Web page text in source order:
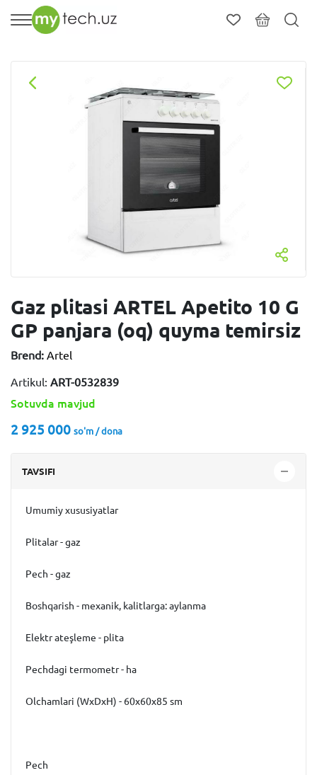
Gaz plitasi ARTEL Apetito 10 G
GP panjara (oq) quyma temirsiz
Brend: Artel
Artikul: ART-0532839
Sotuvda mavjud
2 925 000 so'm / dona
TAVSIFI
Umumiy xususiyatlar
Plitalar - gaz
Pech - gaz
Boshqarish - mexanik, kalitlarga: aylanma
Elektr ateşleme - plita
Pechdagi termometr - ha
Olchamlari (WxDxH) - 60x60x85 sm
Pech